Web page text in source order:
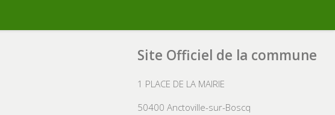
Site Officiel de la commune
1 PLACE DE LA MAIRIE
50400 Anctoville-sur-Boscq